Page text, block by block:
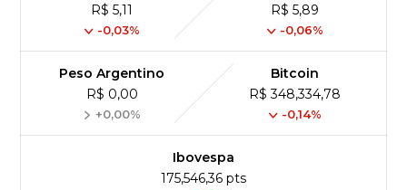
R$ 5,11
-0,03%
R$ 5,89
-0,06%
Peso Argentino
R$ 0,00
+0,00%
Bitcoin
R$ 348,334,78
-0,14%
Ibovespa
175,546,36 pts